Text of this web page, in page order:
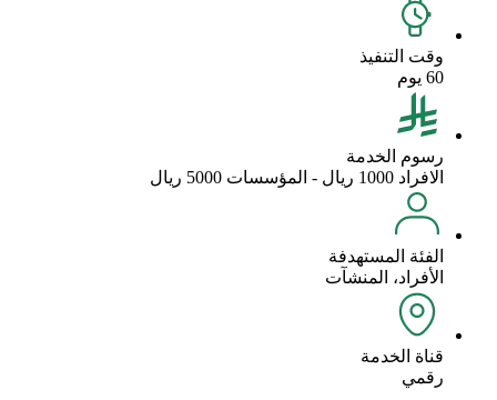
وقت التنفيذ
60 يوم
رسوم الخدمة
الافراد 1000 ريال - المؤسسات 5000 ريال
الفئة المستهدفة
الأفراد، المنشآت
قناة الخدمة
رقمي